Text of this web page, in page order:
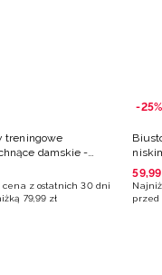
treningowe
damskie -
cena z ostatnich 30 dni
79,99 zł
-25%
59,99
przed